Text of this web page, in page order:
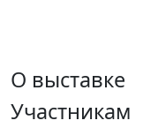
О выставке
Участникам